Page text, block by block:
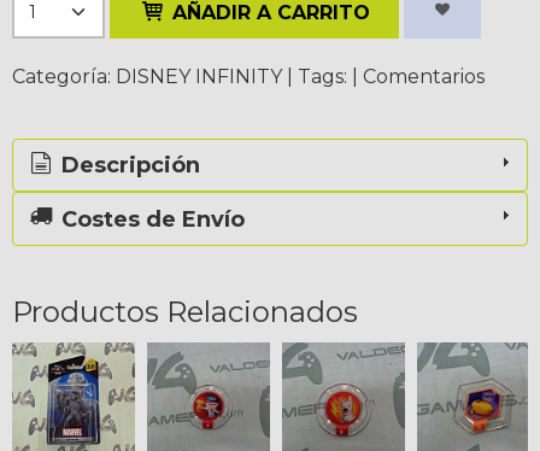
AÑADIR A CARRITO
Categoría: DISNEY INFINITY Tags: Comentarios
Descripción
Costes de Envío
Productos Relacionados